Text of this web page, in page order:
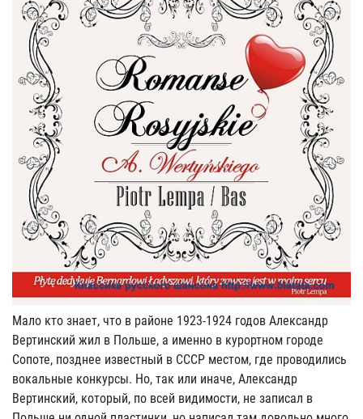
Мало кто знает, что в районе 1923-1924 годов Александр
Вертинский жил в Польше, а именно в курортном городе
Сопоте, позднее известный в СССР местом, где проводились
вокальные конкурсы. Но, так или иначе, Александр
Вертинский, который, по всей видимости, не записал в